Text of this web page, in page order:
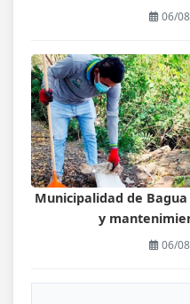
06/
Municipalidad de
y
06/